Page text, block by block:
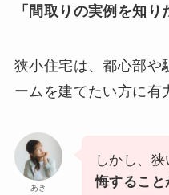
「間取りの実例を知り
狭小住宅は、都心部や
ームを建てたい方に有
あき
しかし、狭
悔すること